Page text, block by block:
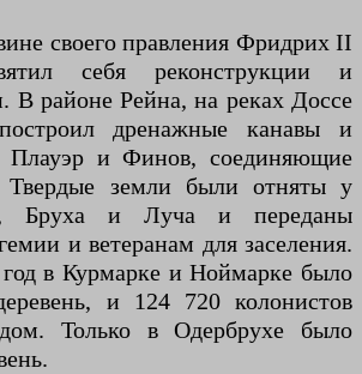
своего правления Фридрих II
себя реконструкции и
В районе Рейна, на реках Доссе
дренажные канавы и
Плауэр и Финов, соединяющие
земли были отняты у
Бруха и Луча и переданы
и ветеранам для заселения.
в Курмарке и Ноймарке было
и 124 720 колонистов
Только в Одербрухе было